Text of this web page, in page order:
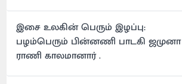
இசை உலகின் பெரும் இழப்பு:
பழம்பெரும் பின்னணி பாடகி ஜமுனா
ராணி காலமானார் .